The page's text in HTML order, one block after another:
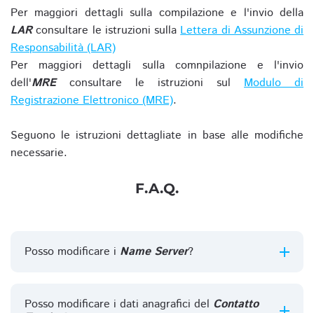
Per maggiori dettagli sulla compilazione e l'invio della
LARconsultare le istruzioni sullaLettera di Assunzione di
Responsabilità (LAR)
Per maggiori dettagli sulla comnpilazione e l'invio
dell'MREconsultare le istruzioni sul Modulo di
Registrazione Elettronico (MRE).
Seguono le istruzioni dettagliate in base alle modifiche
necessarie.
F.A.Q.
Posso modificare i Name Server?
Posso modificare i dati anagrafici del Contatto